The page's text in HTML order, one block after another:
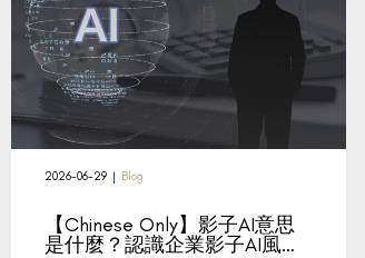
2026-06-29 | Blog
【Chinese Only】影子AI意思
是什麼？認識企業影子AI風…